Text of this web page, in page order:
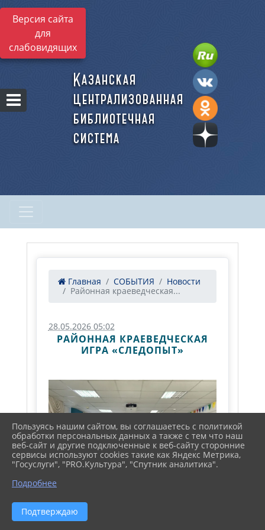
Версия сайта
для
слабовидящих
Казанская
централизованная
библиотечная
система
Главная СОБЫТИЯ
Новости
Районная краеведческая...
28.05.2026 05:02
РАЙОННАЯ КРАЕВЕДЧЕСКАЯ
ИГРА «СЛЕДОПЫТ»
Пользуясь нашим сайтом, вы соглашаетесь с политикой
обработки персональных данных а также с тем что наш
веб-сайт и другие подключенные к веб-сайту сторонние
сервисы используют cookies такие как Яндекс Метрика,
"Госуслуги", "PRO.Культура", "Спутник аналитика".
Подробнее
Подтверждаю